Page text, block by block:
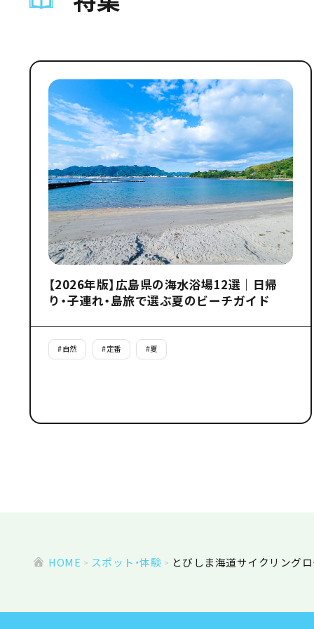
【2026年版】広島県の海水浴場12選｜日帰
り・子連れ・島旅で選ぶ夏のビーチガイド
#自然 #定番 #夏
HOME スポット・体験 とびしま海道サイクリング